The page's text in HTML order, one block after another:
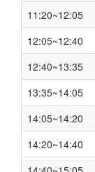
11:20~12:05
12:05~12:40
12:40~13:35
13:35~14:05
14:05~14:20
14:20~14:40